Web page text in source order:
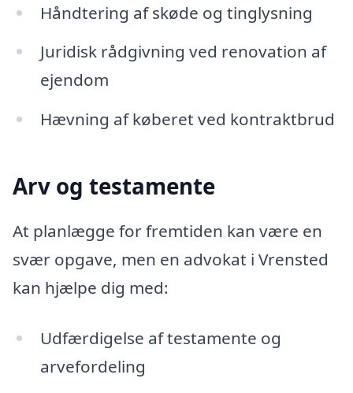
Håndtering af skøde og tinglysning
Juridisk rådgivning ved renovation af
ejendom
Hævning af køberet ved kontraktbrud
Arv og testamente
At planlægge for fremtiden kan være en
svær opgave, men en advokat i Vrensted
kan hjælpe dig med:
Udfærdigelse af testamente og
arvefordeling